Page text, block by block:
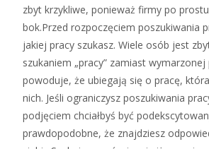
zbyt krzykliwe, ponieważ firmy po
bok.Przed rozpoczęciem poszukiwania
jakiej pracy szukasz. Wiele osób jest
szukaniem „pracy” zamiast wymarzonej
powoduje, że ubiegają się o pracę,
nich. Jeśli ograniczysz poszukiwania
podjęciem chciałbyś być
prawdopodobne, że znajdziesz